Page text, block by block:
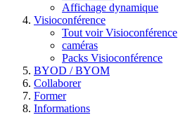
Affichage dynamique
Visioconférence
Tout voir Visioconférence
caméras
Packs Visioconférence
BYOD / BYOM
Collaborer
Former
Informations